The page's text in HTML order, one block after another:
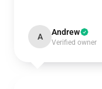
A Andrew
Verified owner